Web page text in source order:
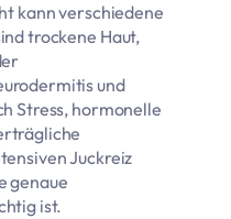
kann verschiedene
trockene Haut,
und
Stress, hormonelle
Juckreiz
genaue
ist.